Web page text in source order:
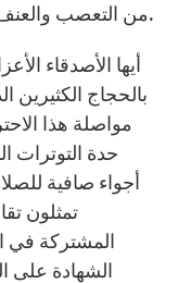
من التعصب والعنف فيما يعدونهم ليكونوا بناة عالم أفضل.
أيها الأصدقاء
بالحجاج
مواصلة هذا
حدة التوترات
أجواء صافية
تمثلون
المشتركة في
الشهادة على